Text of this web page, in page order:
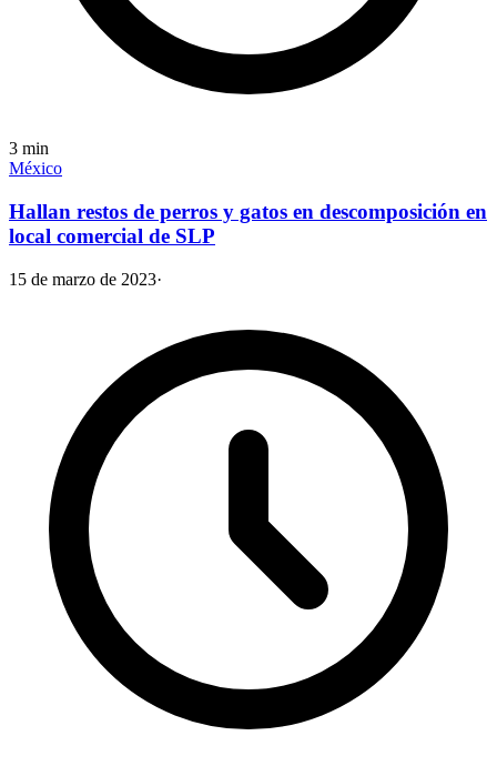
3 min
México
Hallan restos de perros y gatos en descomposición en
local comercial de SLP
15 de marzo de 2023·